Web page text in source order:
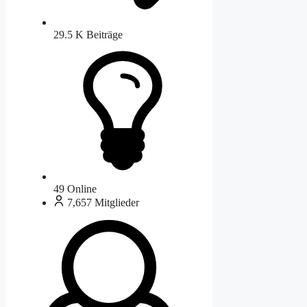
29.5 K Beiträge
49 Online
7,657 Mitglieder